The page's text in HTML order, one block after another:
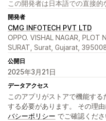
この開発者は日本語での直接的
開発者
CMG INFOTECH PVT LTD
OPPO. VISHAL NAGAR, PLOT
SURAT, Surat, Gujarat,
公開日
2025年3月21日
データアクセス
このアプリがストアで機能す
する必要があります。 その理
バシーポリシー でご確認くださ